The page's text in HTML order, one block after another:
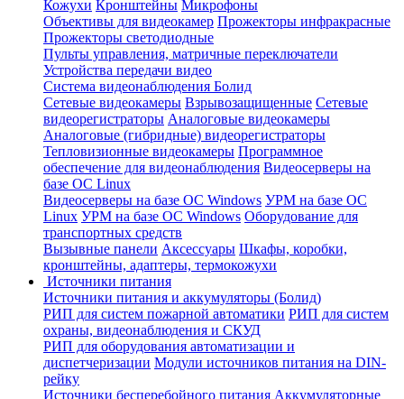
Кожухи Кронштейны Микрофоны
Объективы для видеокамер Прожекторы инфракрасные
Прожекторы светодиодные
Пульты управления, матричные переключатели
Устройства передачи видео
Система видеонаблюдения Болид
Сетевые видеокамеры Взрывозащищенные Сетевые
видеорегистраторы Аналоговые видеокамеры
Аналоговые (гибридные) видеорегистраторы
Тепловизионные видеокамеры Программное
обеспечение для видеонаблюдения Видеосерверы на
базе ОС Linux
Видеосерверы на базе ОС Windows УРМ на базе ОС
Linux УРМ на базе ОС Windows Оборудование для
транспортных средств
Вызывные панели Аксессуары Шкафы, коробки,
кронштейны, адаптеры, термокожухи
Источники питания
Источники питания и аккумуляторы (Болид)
РИП для систем пожарной автоматики РИП для систем
охраны, видеонаблюдения и СКУД
РИП для оборудования автоматизации и
диспетчеризации Модули источников питания на DIN-
рейку
Источники бесперебойного питания Аккумуляторные